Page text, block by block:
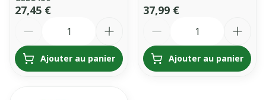
27,45 €
Ajouter au panier
37,99 €
Ajouter au panier